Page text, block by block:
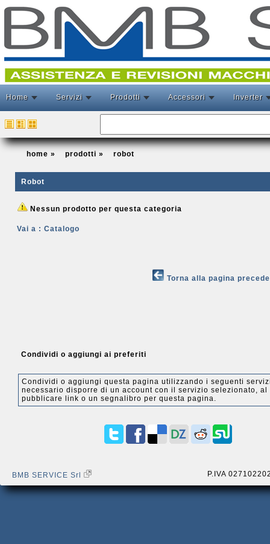
Home Servizi Prodotti Accessori Inverter
home » prodotti » robot
Robot
Nessun prodotto per questa categoria
Vai a : Catalogo
Torna alla pagina
Condividi o aggiungi ai preferiti
Condividi o aggiungi questa pagina utilizzando i seguenti
necessario disporre di un account con il servizio selezionato, al
pubblicare link o un segnalibro per questa pagina.
BMB SERVICE Srl P.IVA